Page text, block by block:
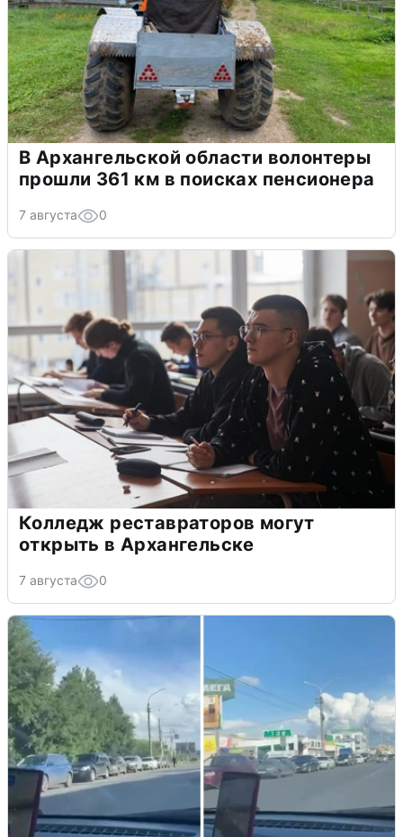
В Архангельской области волонтеры
прошли 361 км в поисках пенсионера
7 августа 0
Колледж реставраторов могут
открыть в Архангельске
7 августа 0